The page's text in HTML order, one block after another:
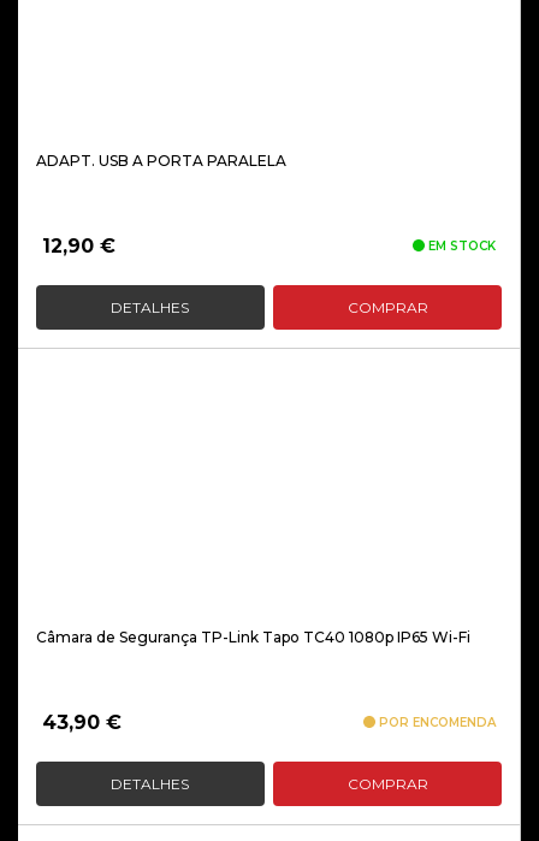
ADAPT. USB A PORTA PARALELA
12,90 € EM STOCK
DETALHES COMPRAR
Câmara de Segurança TP-Link Tapo TC40 1080p IP65 Wi-Fi
43,90 € POR ENCOMENDA
DETALHES COMPRAR